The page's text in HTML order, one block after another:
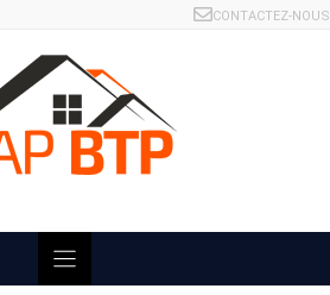
CONTACTEZ-NOUS